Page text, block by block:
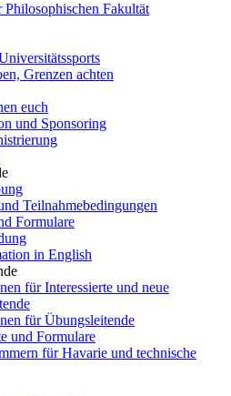
Philosophischen Fakultät
Grenzen achten
euch
und Sponsoring
Teilnahmebedingungen
Formulare
in English
für Interessierte und neue
für Übungsleitende
und Formulare
für Havarie und technische